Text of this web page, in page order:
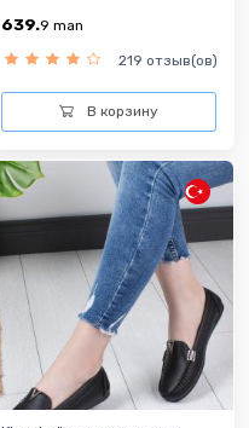
639.9 man
219 отзыв(ов)
В корзину